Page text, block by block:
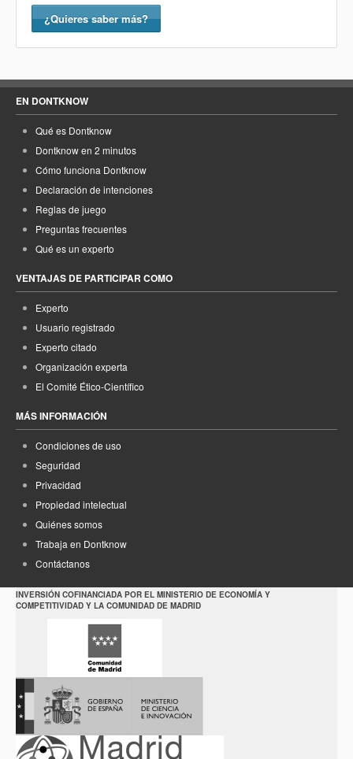
¿Quieres saber más?
EN DONTKNOW
Qué es Dontknow
Dontknow en 2 minutos
Cómo funciona Dontknow
Declaración de intenciones
Reglas de juego
Preguntas frecuentes
Qué es un experto
VENTAJAS DE PARTICIPAR COMO
Experto
Usuario registrado
Experto citado
Organización experta
El Comité Ético-Científico
MÁS INFORMACIÓN
Condiciones de uso
Seguridad
Privacidad
Propiedad intelectual
Quiénes somos
Trabaja en Dontknow
Contáctanos
INVERSIÓN COFINANCIADA POR EL MINISTERIO DE ECONOMÍA Y
COMPETITIVIDAD Y LA COMUNIDAD DE MADRID